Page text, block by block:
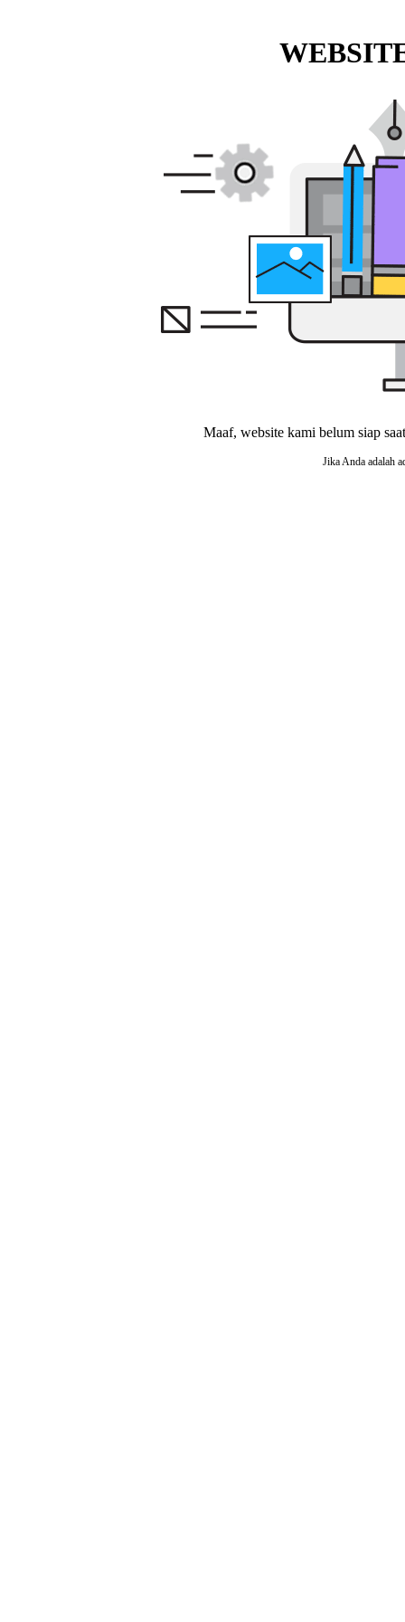
Maaf, website kami belum siap
Jika Anda adalah